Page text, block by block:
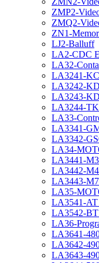
ZMP2-
ZMQ2-
ZN1-
LJ2-Balluff
LA2-CDC
LA32-
LA3241-
LA3242-
LA3243-
LA3244-
LA33-
LA3341-
LA3342-
LA34-
LA3441-
LA3442-
LA3443-
LA35-
LA3541-
LA3542-
LA36-
LA3641-
LA3642-
LA3643-